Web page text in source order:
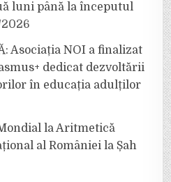
luni până la începutul
Asociația NOI a finalizat
dedicat dezvoltării
în educația adulților
la Aritmetică
al României la Șah